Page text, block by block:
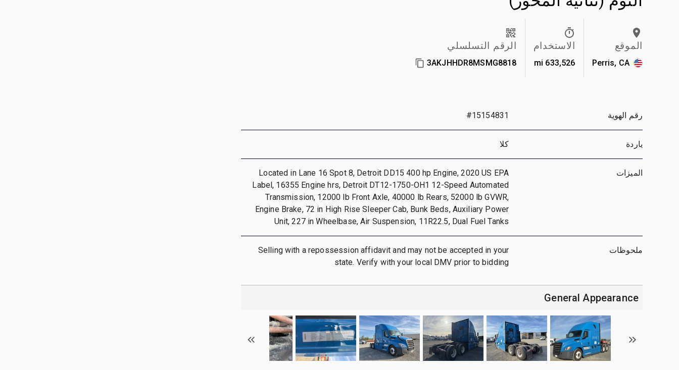
الموقع
Perris, CA
الاستخدام
633,526 mi
الرقم التسلسلي
3AKJHHDR8MSMG8818
رقم الهوية #15154831
ياردة كلا
الميزات
Located in Lane 16 Spot 8, Detroit DD15 400 hp Engine, 2020 US EPA
Label, 16355 Engine hrs, Detroit DT12-1750-OH1 12-Speed Automated
Transmission, 12000 lb Front Axle, 40000 lb Rears, 52000 lb GVWR,
Engine Brake, 72 in High Rise Sleeper Cab, Bunk Beds, Auxiliary Power
Unit, 227 in Wheelbase, Air Suspension, 11R22.5, Dual Fuel Tanks
ملحوظات
Selling with a repossession affidavit and may not be accepted in your
state. Verify with your local DMV prior to bidding
General Appearance